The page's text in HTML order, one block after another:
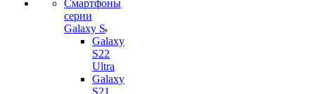
Смартфоны
серии
Galaxy S
Galaxy
S22
Ultra
Galaxy
S21